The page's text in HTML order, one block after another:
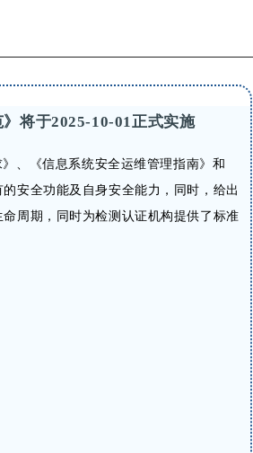
将于2025-10-01正式实施
、《信息系统安全运维管理指南》和
安全功能及自身安全能力，同时，给出
周期，同时为检测认证机构提供了标准